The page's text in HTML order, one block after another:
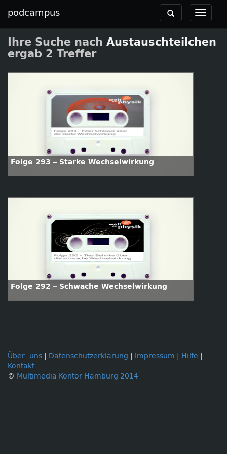
podcampus
Toggle
Toggle
navigation
Ihre Suche nach Austauschteilchen
ergab 2 Treffer
Folge 293 – Starke Wechselwirkung
Folge 292 – Schwache Wechselwirkung
Über uns Datenschutzerklärung Impressum Hilfe
Kontakt
© Multimedia Kontor Hamburg 2014